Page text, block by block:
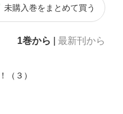
未購入巻をまとめて買う
1巻から 最新刊から
（３）